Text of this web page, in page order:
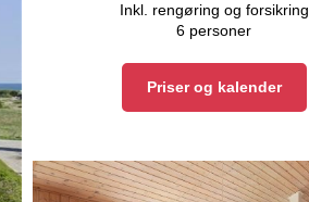
Inkl. rengøring og forsikring
6 personer
Priser og kalender